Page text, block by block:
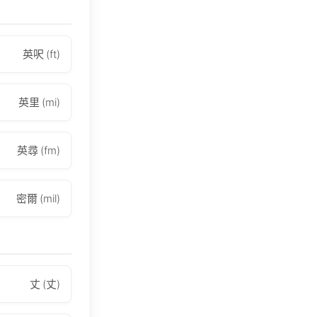
英呎 (ft)
英里 (mi)
英尋 (fm)
密爾 (mil)
丈 (丈)